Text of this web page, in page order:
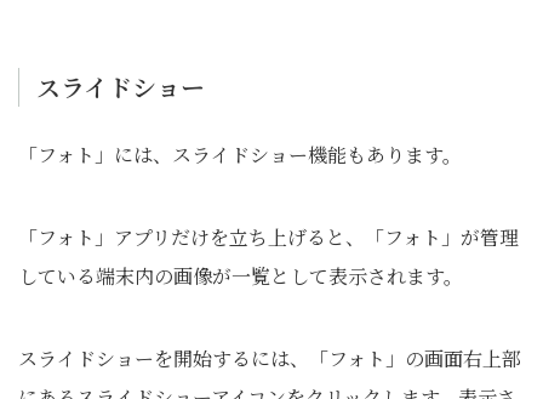
スライドショー
「フォト」には、スライドショー機能もあります。
「フォト」アプリだけを立ち上げると、「フォト」が管理
している端末内の画像が一覧として表示されます。
スライドショーを開始するには、「フォト」の画面右上部